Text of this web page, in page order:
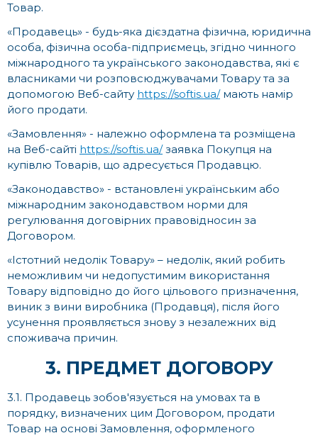
Товар.
«Продавець» - будь-яка дієздатна фізична, юридична
особа, фізична особа-підприємець, згідно чинного
міжнародного та українського законодавства, які є
власниками чи розповсюджувачами Товару та за
допомогою Веб-сайту https://softis.ua/мають намір
його продати.
«Замовлення» - належно оформлена та розміщена
на Веб-сайті https://softis.ua/заявка Покупця на
купівлю Товарів, що адресується Продавцю.
«Законодавство» - встановлені українським або
міжнародним законодавством норми для
регулювання договірних правовідносин за
Договором.
«Істотний недолік Товару» – недолік, який робить
неможливим чи недопустимим використання
Товару відповідно до його цільового призначення,
виник з вини виробника (Продавця), після його
усунення проявляється знову з незалежних від
споживача причин.
3. ПРЕДМЕТ ДОГОВОРУ
3.1. Продавець зобов'язується на умовах та в
порядку, визначених цим Договором, продати
Товар на основі Замовлення, оформленого